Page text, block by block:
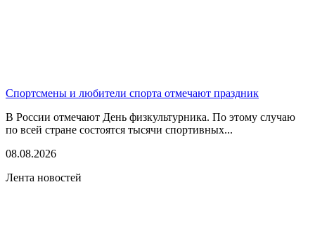
Спортсмены и любители спорта отмечают праздник
В России отмечают День физкультурника. По этому случаю
по всей стране состоятся тысячи спортивных...
08.08.2026
Лента новостей